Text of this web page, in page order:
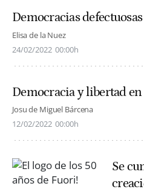
Democracias defectuosas
Elisa de la Nuez
24/02/2022 00:00h
Democracia y libertad
Josu de Miguel Bárcena
12/02/2022 00:00h
Se